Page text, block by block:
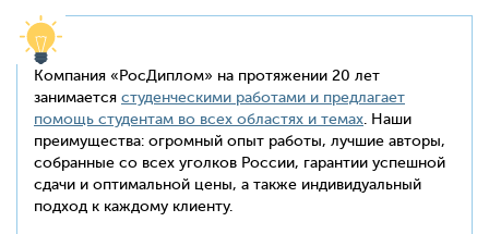
Компания «РосДиплом» на протяжении 20 лет
занимается студенческими работами и предлагает
помощь студентам во всех областях и темах. Наши
преимущества: огромный опыт работы, лучшие авторы,
собранные со всех уголков России, гарантии успешной
сдачи и оптимальной цены, а также индивидуальный
подход к каждому клиенту.